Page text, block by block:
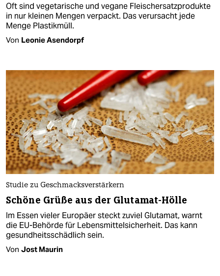
Oft sind vegetarische und vegane Fleischersatzprodukte
in nur kleinen Mengen verpackt. Das verursacht jede
Menge Plastikmüll.
Von Leonie Asendorpf
Studie zu Geschmacksverstärkern
Schöne Grüße aus der Glutamat-Hölle
Im Essen vieler Europäer steckt zuviel Glutamat, warnt
die EU-Behörde für Lebensmittelsicherheit. Das kann
gesundheitsschädlich sein.
Von Jost Maurin